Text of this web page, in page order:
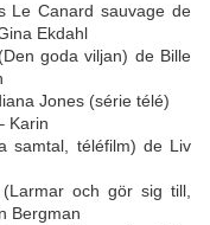
Le Canard sauvage de
Ekdahl
goda viljan) de Bille
Jones (série télé)
Karin
samtal, téléfilm) de Liv
och gör sig till,
Bergman